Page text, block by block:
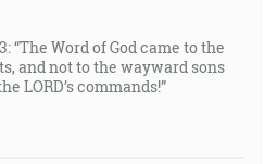
“The Word of God came to the
and not to the wayward sons
LORD’s commands!”